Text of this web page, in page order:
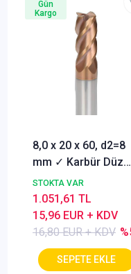
8,0 x 20 x 60, d2=8
mm ✓ Karbür Düz
Freze, Parmak freze
ucu Z=4,TiSiN
Kaplamalı
STOKTA VAR
16,80 EUR + KDV
15,96 EUR + KDV
1.051,61 TL
Gün
Kargo